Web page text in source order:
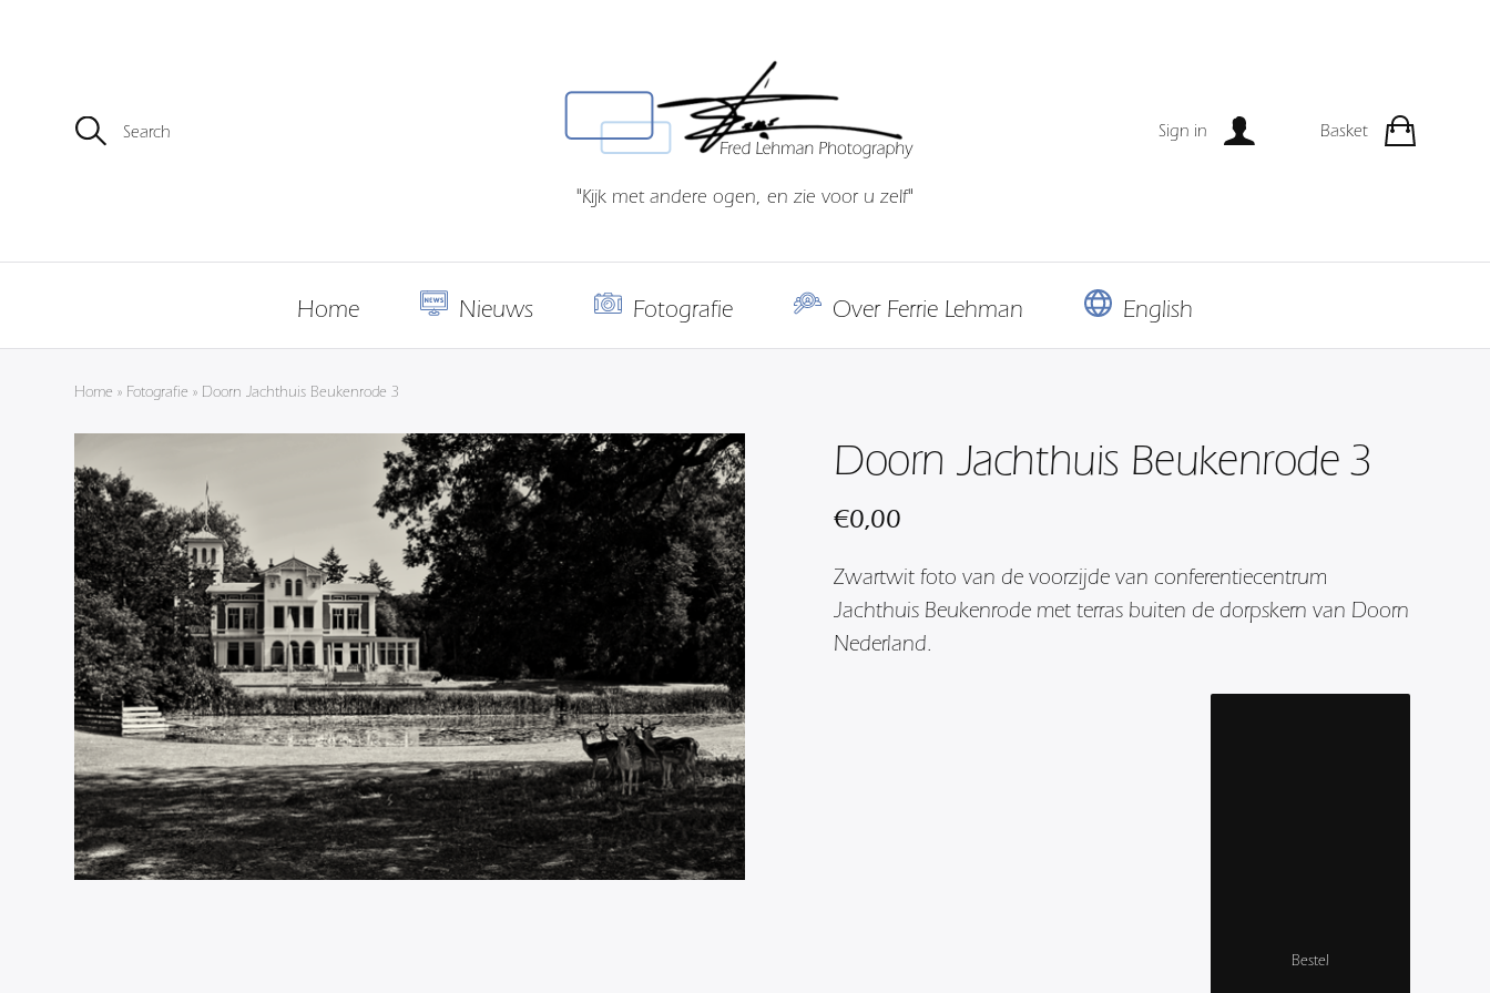
Z
o
a
"Kijk met andere ogen, en zie voor u zelf"
Sign in Basket
Home Nieuws Fotografie Over Ferrie Lehman English
Home » Fotografie » Doorn Jachthuis Beukenrode 3
Doorn Jachthuis Beukenrode 3
€0,00
Zwartwit foto van de voorzijde van conferentiecentrum
Jachthuis Beukenrode met terras buiten de dorpskern van Doorn
Nederland.
Bestel